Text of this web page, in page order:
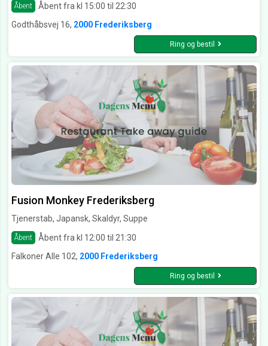
Åbent
Åbent fra kl 15:00 til 22:30
Godthåbsvej 16, 2000 Frederiksberg
Ring og bestil
Fusion Monkey Frederiksberg
Tjenerstab, Japansk, Skaldyr, Suppe
Åbent
Åbent fra kl 12:00 til 21:30
Falkoner Alle 102, 2000 Frederiksberg
Ring og bestil